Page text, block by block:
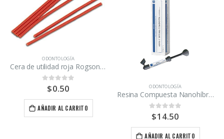
ODONTOLOGÍA
$14.50
ODONTOLOGÍA
0out of 5
$15.00
AÑADIR AL CARRITO